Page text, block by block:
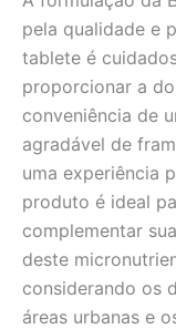
pela qualidade e
tablete é
proporcionar a
conveniência de
agradável de
uma experiência
produto é ideal
complementar
deste
considerando os
áreas urbanas e